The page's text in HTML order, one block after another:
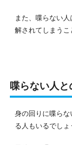
また、喋らない
解されてしまうこ
喋らない人
身の回りに喋ら
る人もいるでしょ